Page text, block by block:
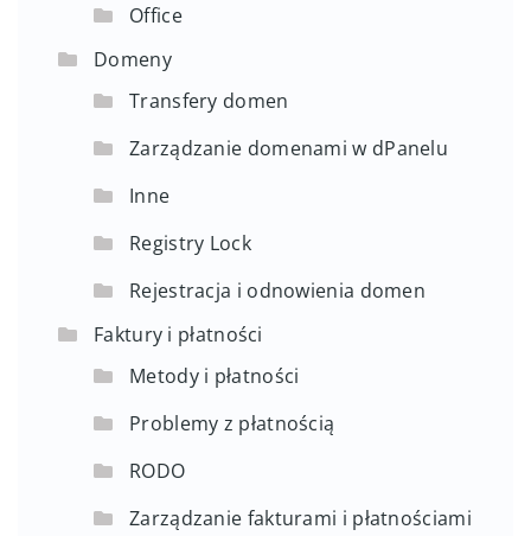
Office
Domeny
Transfery domen
Zarządzanie domenami w dPanelu
Inne
Registry Lock
Rejestracja i odnowienia domen
Faktury i płatności
Metody i płatności
Problemy z płatnością
RODO
Zarządzanie fakturami i płatnościami